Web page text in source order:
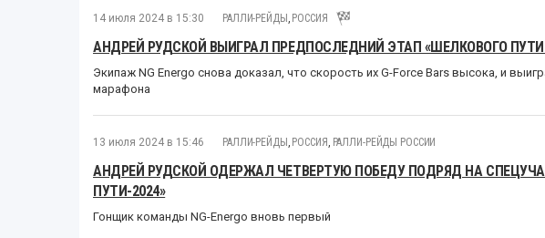
14 июля 2024 в 15:30 РАЛЛИ-РЕЙДЫ РОССИЯ
АНДРЕЙ РУДСКОЙ ВЫИГРАЛ ПРЕДПОСЛЕДНИЙ ЭТАП «ШЕЛКОВОГО ПУТИ-
Экипаж NG Energo снова доказал, что скорость их G-Force Bars высока, и
марафона
13 июля 2024 в 15:46 РАЛЛИ-РЕЙДЫ РОССИЯ РАЛЛИ-РЕЙДЫ РОССИИ
АНДРЕЙ РУДСКОЙ ОДЕРЖАЛ ЧЕТВЕРТУЮ ПОБЕДУ ПОДРЯД НА
ПУТИ-2024»
Гонщик команды NG-Energo вновь первый